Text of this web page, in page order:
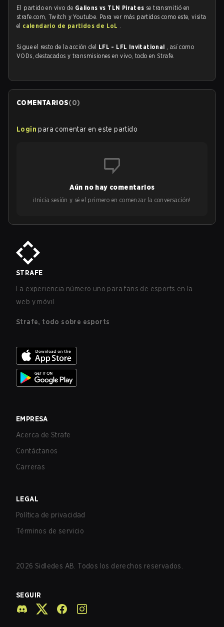
El partido en vivo de Galions vs TLN Pirates se transmitió en
strafe.com, Twitch y Youtube. Para ver más partidos como este, visita
el calendario de partidos de LoL .
Sigue el resto de la acción del LFL - LFL Invitational , así como
VODs, destacados y transmisiones en vivo, todo en Strafe.
COMENTARIOS(0)
Login para comentar en este partido
Aún no hay comentarios
¡Inicia sesión y sé el primero en comenzar la conversación!
STRAFE
La experiencia número uno para fans de esports en la
web y móvil.
Strafe, todo sobre esports
EMPRESA
Acerca de Strafe
Contáctanos
Carreras
LEGAL
Política de privacidad
Términos de servicio
2026 Sidledes AB. Todos los derechos reservados.
SEGUIR